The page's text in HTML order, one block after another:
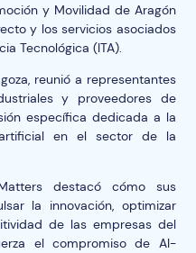
y Movilidad de Aragón
y los servicios asociados
Tecnológica (ITA).
reunió a representantes
y proveedores de
específica dedicada a la
en el sector de la
destacó cómo sus
la innovación, optimizar
de las empresas del
el compromiso de AI-